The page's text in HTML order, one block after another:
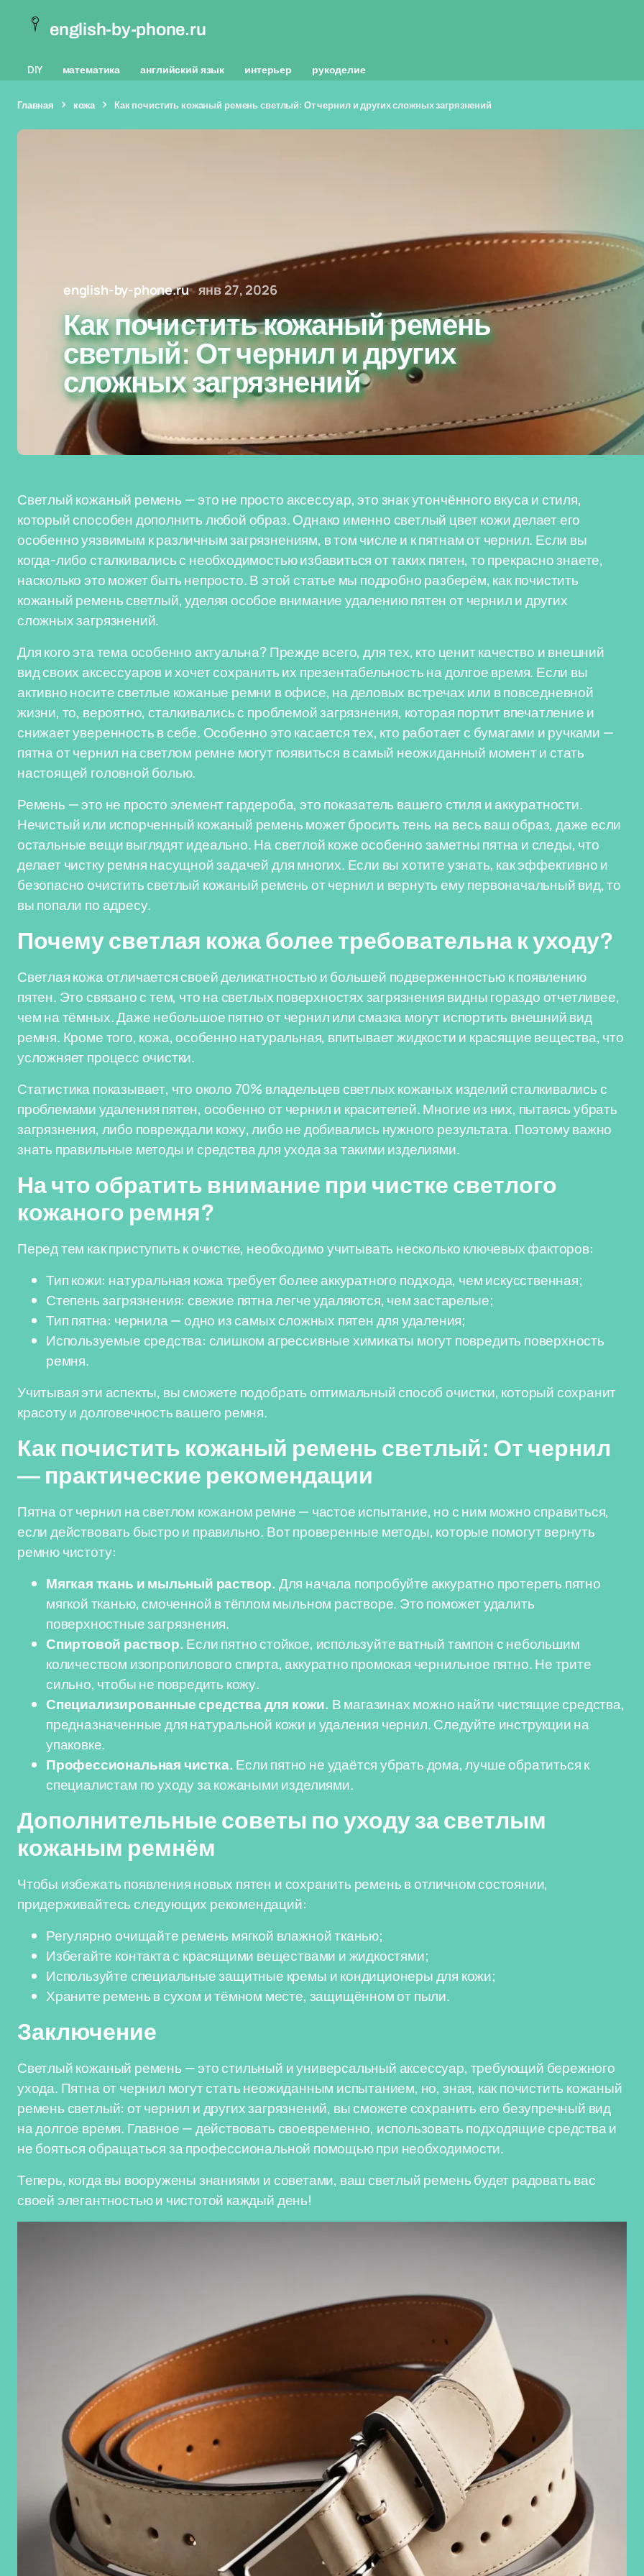
english-by-phone.ru
DIY математика английский язык интерьер рукоделие
Главная кожа Как почистить кожаный ремень светлый: От чернил и других сложных загрязнений
english-by-phone.ru янв 27, 2026
Как почистить кожаный ремень
светлый: От чернил и других
сложных загрязнений
Светлый кожаный ремень — это не просто аксессуар, это знак утончённого вкуса и стиля,
который способен дополнить любой образ. Однако именно светлый цвет кожи делает его
особенно уязвимым к различным загрязнениям, в том числе и к пятнам от чернил. Если вы
когда-либо сталкивались с необходимостью избавиться от таких пятен, то прекрасно знаете,
насколько это может быть непросто. В этой статье мы подробно разберём, как почистить
кожаный ремень светлый, уделяя особое внимание удалению пятен от чернил и других
сложных загрязнений.
Для кого эта тема особенно актуальна? Прежде всего, для тех, кто ценит качество и внешний
вид своих аксессуаров и хочет сохранить их презентабельность на долгое время. Если вы
активно носите светлые кожаные ремни в офисе, на деловых встречах или в повседневной
жизни, то, вероятно, сталкивались с проблемой загрязнения, которая портит впечатление и
снижает уверенность в себе. Особенно это касается тех, кто работает с бумагами и ручками —
пятна от чернил на светлом ремне могут появиться в самый неожиданный момент и стать
настоящей головной болью.
Ремень — это не просто элемент гардероба, это показатель вашего стиля и аккуратности.
Нечистый или испорченный кожаный ремень может бросить тень на весь ваш образ, даже если
остальные вещи выглядят идеально. На светлой коже особенно заметны пятна и следы, что
делает чистку ремня насущной задачей для многих. Если вы хотите узнать, как эффективно и
безопасно очистить светлый кожаный ремень от чернил и вернуть ему первоначальный вид, то
вы попали по адресу.
Почему светлая кожа более требовательна к уходу?
Светлая кожа отличается своей деликатностью и большей подверженностью к появлению
пятен. Это связано с тем, что на светлых поверхностях загрязнения видны гораздо отчетливее,
чем на тёмных. Даже небольшое пятно от чернил или смазка могут испортить внешний вид
ремня. Кроме того, кожа, особенно натуральная, впитывает жидкости и красящие вещества, что
усложняет процесс очистки.
Статистика показывает, что около 70% владельцев светлых кожаных изделий сталкивались с
проблемами удаления пятен, особенно от чернил и красителей. Многие из них, пытаясь убрать
загрязнения, либо повреждали кожу, либо не добивались нужного результата. Поэтому важно
знать правильные методы и средства для ухода за такими изделиями.
На что обратить внимание при чистке светлого
кожаного ремня?
Перед тем как приступить к очистке, необходимо учитывать несколько ключевых факторов:
Тип кожи: натуральная кожа требует более аккуратного подхода, чем искусственная;
Степень загрязнения: свежие пятна легче удаляются, чем застарелые;
Тип пятна: чернила — одно из самых сложных пятен для удаления;
Используемые средства: слишком агрессивные химикаты могут повредить поверхность
ремня.
Учитывая эти аспекты, вы сможете подобрать оптимальный способ очистки, который сохранит
красоту и долговечность вашего ремня.
Как почистить кожаный ремень светлый: От чернил
— практические рекомендации
Пятна от чернил на светлом кожаном ремне — частое испытание, но с ним можно справиться,
если действовать быстро и правильно. Вот проверенные методы, которые помогут вернуть
ремню чистоту:
Мягкая ткань и мыльный раствор. Для начала попробуйте аккуратно протереть пятно
мягкой тканью, смоченной в тёплом мыльном растворе. Это поможет удалить
поверхностные загрязнения.
Спиртовой раствор. Если пятно стойкое, используйте ватный тампон с небольшим
количеством изопропилового спирта, аккуратно промокая чернильное пятно. Не трите
сильно, чтобы не повредить кожу.
Специализированные средства для кожи. В магазинах можно найти чистящие средства,
предназначенные для натуральной кожи и удаления чернил. Следуйте инструкции на
упаковке.
Профессиональная чистка. Если пятно не удаётся убрать дома, лучше обратиться к
специалистам по уходу за кожаными изделиями.
Дополнительные советы по уходу за светлым
кожаным ремнём
Чтобы избежать появления новых пятен и сохранить ремень в отличном состоянии,
придерживайтесь следующих рекомендаций:
Регулярно очищайте ремень мягкой влажной тканью;
Избегайте контакта с красящими веществами и жидкостями;
Используйте специальные защитные кремы и кондиционеры для кожи;
Храните ремень в сухом и тёмном месте, защищённом от пыли.
Заключение
Светлый кожаный ремень — это стильный и универсальный аксессуар, требующий бережного
ухода. Пятна от чернил могут стать неожиданным испытанием, но, зная, как почистить кожаный
ремень светлый: от чернил и других загрязнений, вы сможете сохранить его безупречный вид
на долгое время. Главное — действовать своевременно, использовать подходящие средства и
не бояться обращаться за профессиональной помощью при необходимости.
Теперь, когда вы вооружены знаниями и советами, ваш светлый ремень будет радовать вас
своей элегантностью и чистотой каждый день!